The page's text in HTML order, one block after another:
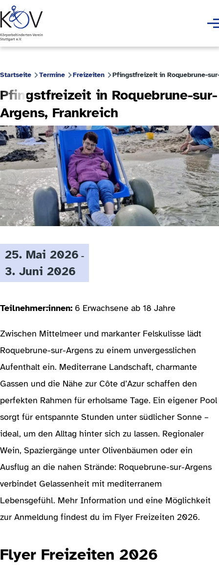
Direkt zum Inhalt
Startseite Termine Freizeiten Pfingstfreizeit in Roquebrune-
Pfingstfreizeit in Roquebrune-sur-
Argens, Frankreich
25. Mai 2026 -
3. Juni 2026
Teilnehmer:innen: 6 Erwachsene ab 18 Jahre
Zwischen Mittelmeer und markanter Felskulisse lädt
Roquebrune-sur-Argens zu einem unvergesslichen
Aufenthalt ein. Mediterrane Landschaft, charmante
Gassen und die Nähe zur Côte d’Azur schaffen den
perfekten Rahmen für erholsame Tage. Ein eigener Pool
sorgt für entspannte Stunden unter südlicher Sonne –
ideal, um den Alltag hinter sich zu lassen. Regionaler
Wein, Spaziergänge unter Olivenbäumen oder ein
Ausflug an die nahen Strände: Roquebrune-sur-Argens
verbindet Gelassenheit mit mediterranem
Lebensgefühl. Mehr Information und eine Möglichkeit
zur Anmeldung findest du im Flyer Freizeiten 2026.
Flyer Freizeiten 2026